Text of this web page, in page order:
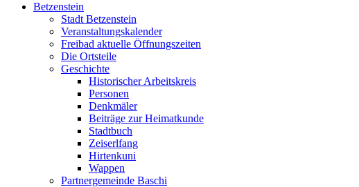
Betzenstein
Stadt Betzenstein
Veranstaltungskalender
Freibad aktuelle Öffnungszeiten
Die Ortsteile
Geschichte
Historischer Arbeitskreis
Personen
Denkmäler
Beiträge zur Heimatkunde
Stadtbuch
Zeiserlfang
Hirtenkuni
Wappen
Partnergemeinde Baschi